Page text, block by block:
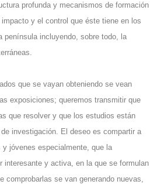
profunda y mecanismos de formación
y el control que éste tiene en los
península incluyendo, sobre todo, la
que se vayan obteniendo se vean
exposiciones; queremos transmitir que
que resolver y que los estudios están
investigación. El deseo es compartir a
jóvenes especialmente, que la
interesante y activa, en la que se formulan
comprobarlas se van generando nuevas,